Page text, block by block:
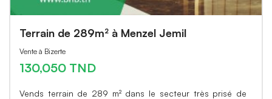
Terrain de 289m² à Menzel Jemil
Vente à Bizerte
130,050 TND
Vends terrain de 289 m² dans le secteur très prisé de